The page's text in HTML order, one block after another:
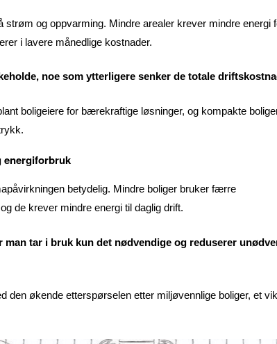
strøm og oppvarming. Mindre arealer krever mindre energi
i lavere månedlige kostnader.
noe som ytterligere senker de totale
boligeiere for bærekraftige løsninger, og kompakte
energiforbruk
betydelig. Mindre boliger bruker færre
de krever mindre energi til daglig drift.
tar i bruk kun det nødvendige og reduserer
den økende etterspørselen etter miljøvennlige boliger, et